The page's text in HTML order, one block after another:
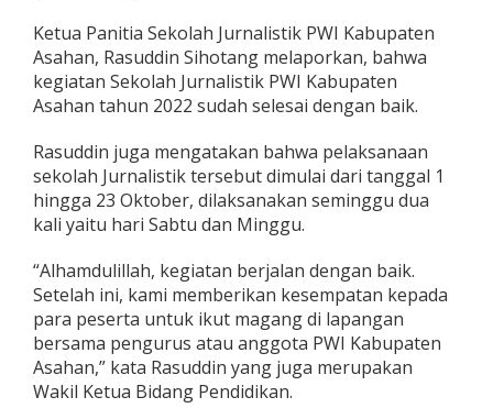
h
J
u
r
l
i
s
t
P
W
I
K
b
u
Ketua Panitia Sekolah Jurnalistik PWI Kabupaten
Asahan, Rasuddin Sihotang melaporkan, bahwa
kegiatan Sekolah Jurnalistik PWI Kabupaten
Asahan tahun 2022 sudah selesai dengan baik.
Rasuddin juga mengatakan bahwa pelaksanaan
sekolah Jurnalistik tersebut dimulai dari tanggal 1
hingga 23 Oktober, dilaksanakan seminggu dua
kali yaitu hari Sabtu dan Minggu.
“Alhamdulillah, kegiatan berjalan dengan baik.
Setelah ini, kami memberikan kesempatan kepada
para peserta untuk ikut magang di lapangan
bersama pengurus atau anggota PWI Kabupaten
Asahan,” kata Rasuddin yang juga merupakan
Wakil Ketua Bidang Pendidikan.